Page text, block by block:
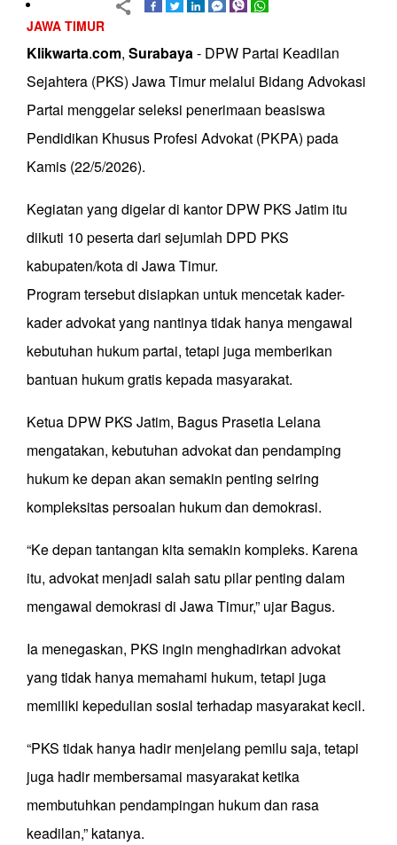
JAWA TIMUR
Klikwarta.com, Surabaya- DPW Partai Keadilan
Sejahtera (PKS) Jawa Timur melalui Bidang Advokasi
Partai menggelar seleksi penerimaan beasiswa
Pendidikan Khusus Profesi Advokat (PKPA) pada
Kamis (22/5/2026).
Kegiatan yang digelar di kantor DPW PKS Jatim itu
diikuti 10 peserta dari sejumlah DPD PKS
kabupaten/kota di Jawa Timur.
Program tersebut disiapkan untuk mencetak kader-
kader advokat yang nantinya tidak hanya mengawal
kebutuhan hukum partai, tetapi juga memberikan
bantuan hukum gratis kepada masyarakat.
Ketua DPW PKS Jatim, Bagus Prasetia Lelana
mengatakan, kebutuhan advokat dan pendamping
hukum ke depan akan semakin penting seiring
kompleksitas persoalan hukum dan demokrasi.
“Ke depan tantangan kita semakin kompleks. Karena
itu, advokat menjadi salah satu pilar penting dalam
mengawal demokrasi di Jawa Timur,” ujar Bagus.
Ia menegaskan, PKS ingin menghadirkan advokat
yang tidak hanya memahami hukum, tetapi juga
memiliki kepedulian sosial terhadap masyarakat kecil.
“PKS tidak hanya hadir menjelang pemilu saja, tetapi
juga hadir membersamai masyarakat ketika
membutuhkan pendampingan hukum dan rasa
keadilan,” katanya.